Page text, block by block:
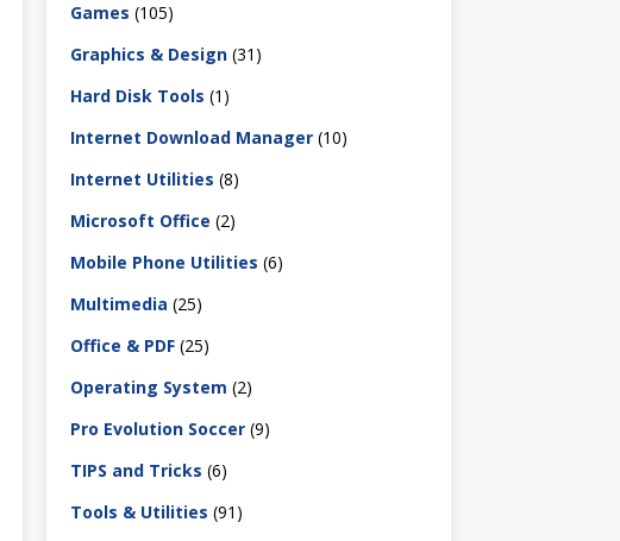
Games (105)
Graphics & Design (31)
Hard Disk Tools (1)
Internet Download Manager (10)
Internet Utilities (8)
Microsoft Office (2)
Mobile Phone Utilities (6)
Multimedia (25)
Office & PDF (25)
Operating System (2)
Pro Evolution Soccer (9)
TIPS and Tricks (6)
Tools & Utilities (91)